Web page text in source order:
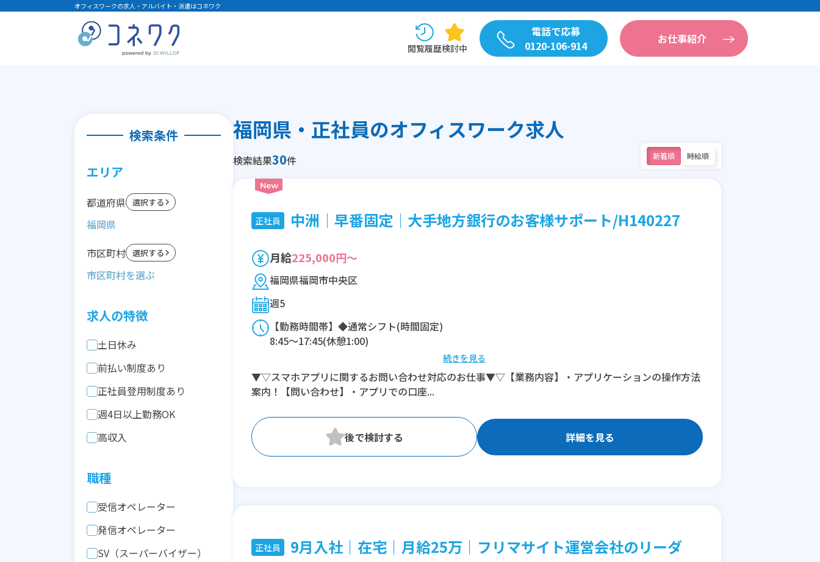
オフィスワークの求人・アルバイト・派遣はコネワク
閲覧履歴検討中
電話で応募
0120-106-914
お仕事紹介
検索条件
エリア
都道府県 選択する
福岡県
市区町村 選択する
求人の特徴
土日休み
前払い制度あり
正社員登用制度あり
週4日以上勤務OK
高収入
職種
受信オペレーター
発信オペレーター
SV（スーパーバイザー）
福岡県・正社員のオフィスワーク求人
検索結果30件 新着順 時給順
正社員 中洲│早番固定│大手地方銀行のお客様サポート/H140227
月給225,000円～
福岡県福岡市中央区
週5
【勤務時間帯】◆通常シフト(時間固定)
8:45〜17:45(休憩1:00)
※残業：0〜5時間程度/月
続きを見る
▼▽スマホアプリに関するお問い合わせ対応のお仕事▼▽【業務内容】・アプリケーションの操作方法
案内！【問い合わせ】・アプリでの口座...
詳細を見る
正社員
9月入社｜在宅｜月給25万｜フリマサイト運営会社のリーダ